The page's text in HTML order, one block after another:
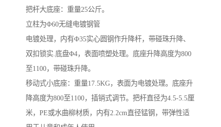
把杆大底座：重量25公斤。
立柱为Ф60无缝电镀钢管
电镀处理，内有Ф35实心圆钢作升降杆，带碰珠升降、
双扣锁实.底盘Φ4，表面喷塑处理。底座升降高度为800
至1100，带碰珠升降。
移动式小底座：重量17.5KG，表面为电镀处理。底座升
降高度为800至1100，插销式调节。把杆直径为4.5-5.5厘
米，PE或水曲柳材质，内有2.2cm直径锰钢，带弹性适